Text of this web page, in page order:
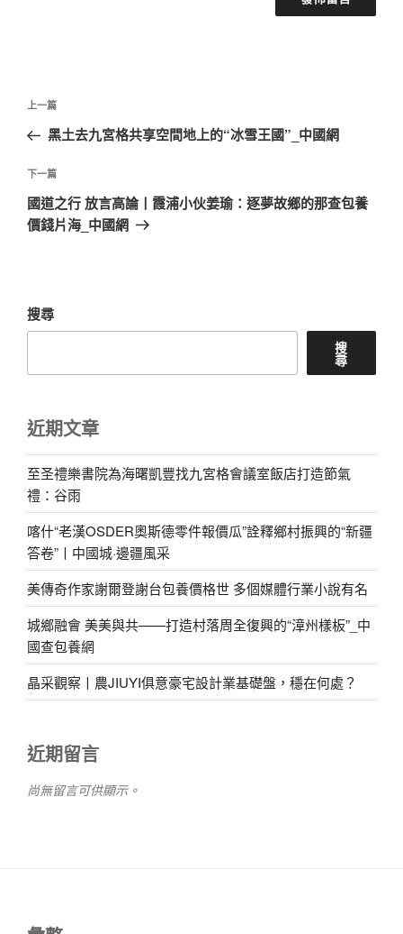
文
導
覽
上
一
文
章
上一篇
黑土去九宮格共享空間地上的“冰雪王國”_中國網
下
一
篇
下一篇
國道之行 放言高論丨霞浦小伙姜瑜：逐夢故鄉的那查包養
價錢片海_中國網
搜尋
搜
尋
近期文章
至圣禮樂書院為海曙凱豐找九宮格會議室飯店打造節氣
禮：谷雨
喀什“老漢OSDER奧斯德零件報價瓜”詮釋鄉村振興的“新疆
答卷”丨中國城·邊疆風采
美傳奇作家謝爾登謝台包養價格世 多個媒體行業小說有名
城鄉融會 美美與共——打造村落周全復興的“漳州樣板”_中
國查包養網
晶采觀察丨農JIUYI俱意豪宅設計業基礎盤，穩在何處？
近期留言
尚無留言可供顯示。